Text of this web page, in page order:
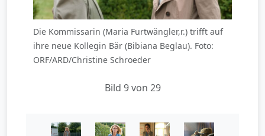
Die Kommissarin (Maria Furtwängler,r.) trifft auf
ihre neue Kollegin Bär (Bibiana Beglau). Foto:
ORF/ARD/Christine Schroeder
Bild 9 von 29